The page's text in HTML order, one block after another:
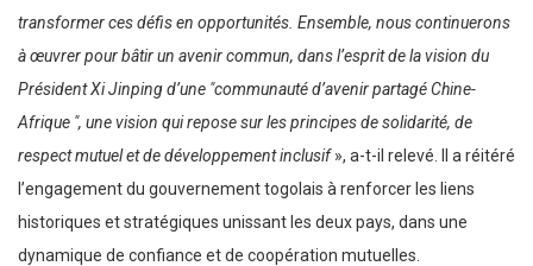
transformer ces défis en opportunités. Ensemble, nous continuerons
à œuvrer pour bâtir un avenir commun, dans l’esprit de la vision du
Président Xi Jinping d’une ″communauté d’avenir partagé Chine-
Afrique ″, une vision qui repose sur les principes de solidarité, de
respect mutuel et de développement inclusif», a-t-il relevé. Il a réitéré
l’engagement du gouvernement togolais à renforcer les liens
historiques et stratégiques unissant les deux pays, dans une
dynamique de confiance et de coopération mutuelles.